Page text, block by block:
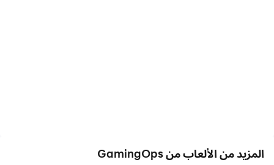
المزيد من الألعاب من GamingOps